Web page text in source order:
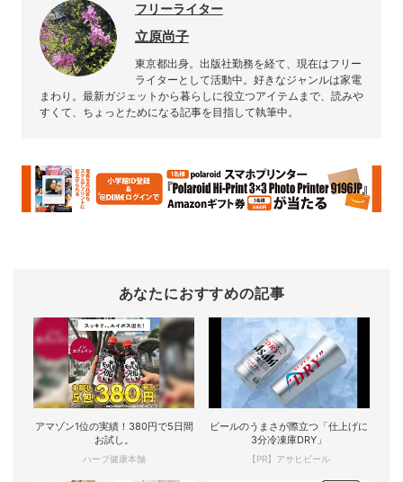
フリーライター
立原尚子
東京都出身。出版社勤務を経て、現在はフリー
ライターとして活動中。好きなジャンルは家電
まわり。最新ガジェットから暮らしに役立つアイテムまで、読みや
すくて、ちょっとためになる記事を目指して執筆中。
あなたにおすすめの記事
アマゾン1位の実績！380円で5日間
お試し。
ハーブ健康本舗
ビールのうまさが際立つ「仕上げに
3分冷凍庫DRY」
【PR】アサヒビール